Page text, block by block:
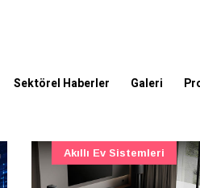
Sektörel Haberler Galeri
Ulaşım